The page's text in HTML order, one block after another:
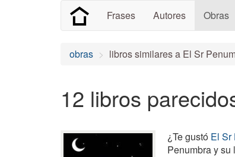
Frases Autores Obras
obras libros similares a El Sr
12 libros
¿Te gustó El Sr
Penumbra y su